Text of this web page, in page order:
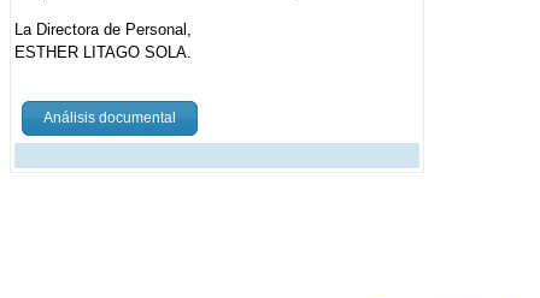
La Directora de Personal,
ESTHER LITAGO SOLA.
Análisis documental